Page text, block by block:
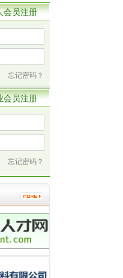
会员注册
忘记密码？
会员注册
忘记密码？